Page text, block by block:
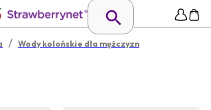
/ Wody kolońskie dla mężczyzn